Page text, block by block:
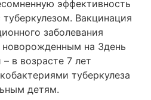
эффективность
Вакцинация
заболевания
на 3день
в возрасте 7 лет
туберкулеза
детям.